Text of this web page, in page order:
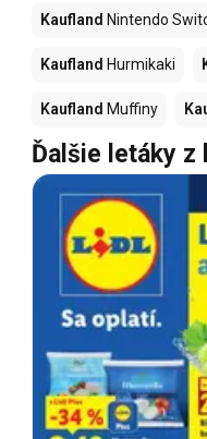
Kaufland Nintendo
Kaufland Hurmikaki
Kaufland Muffiny
Ďalšie letáky z